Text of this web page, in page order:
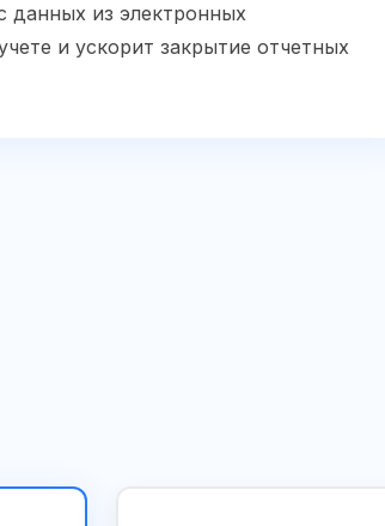
данных из электронных
и ускорит закрытие отчетных